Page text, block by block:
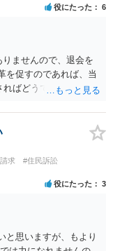
役にたった 6
ませんので、退会を
を促すのであれば、当
ばどうでしょうか。
求
#住民訴訟
役にたった 3
と思いますが、もより